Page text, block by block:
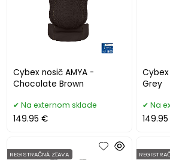
Cybex nosič AMYA -
Chocolate Brown
Na externom sklade
149.95 €
Cybex
Grey
Na
REGISTRAČNÁ ZĽAVA